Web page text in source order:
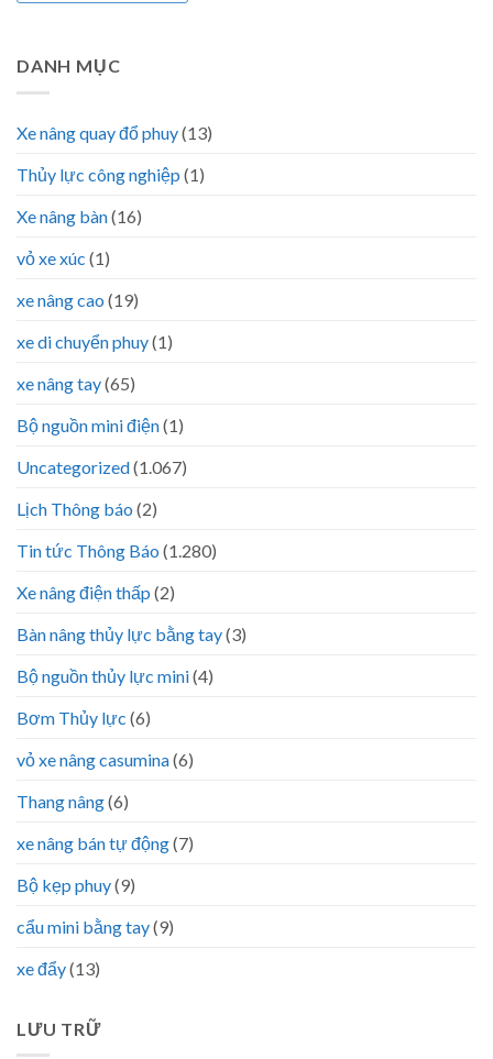
DANH MỤC
Xe nâng quay đổ phuy(13)
Thủy lực công nghiệp (1)
Xe nâng bàn(16)
vỏ xe xúc (1)
xe nâng cao (19)
xe di chuyển phuy(1)
xe nâng tay(65)
Bộ nguồn mini điện(1)
Uncategorized(1.067)
Lịch Thông báo (2)
Tin tức Thông Báo (1.280)
Xe nâng điện thấp (2)
Bàn nâng thủy lực bằng tay(3)
Bộ nguồn thủy lực mini(4)
Bơm Thủy lực (6)
vỏ xe nâng casumina(6)
Thang nâng(6)
xe nâng bán tự động(7)
Bộ kẹp phuy(9)
cẩu mini bằng tay(9)
xe đẩy(13)
LƯU TRỮ